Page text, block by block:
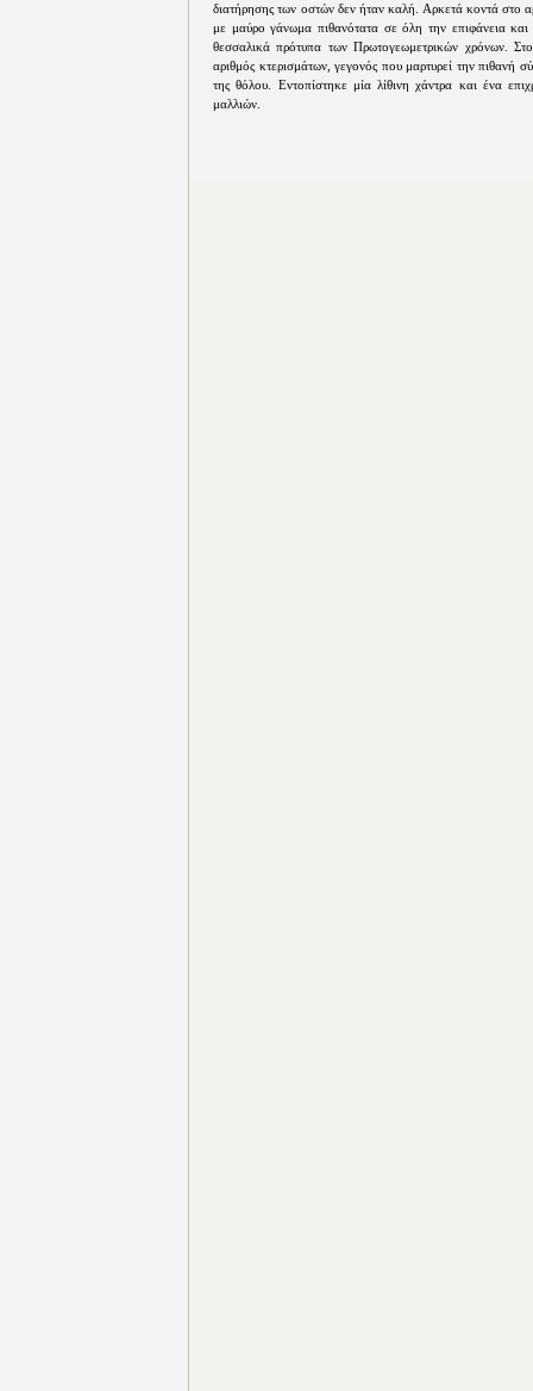
διατήρησης των οστών δεν ήταν καλή. Αρκετά κοντά στο
με μαύρο γάνωμα πιθανότατα σε όλη την επιφάνεια
θεσσαλικά πρότυπα των Πρωτογεωμετρικών χρόνων.
αριθμός κτερισμάτων, γεγονός που μαρτυρεί την πιθανή
της θόλου. Εντοπίστηκε μία λίθινη χάντρα και ένα
μαλλιών.